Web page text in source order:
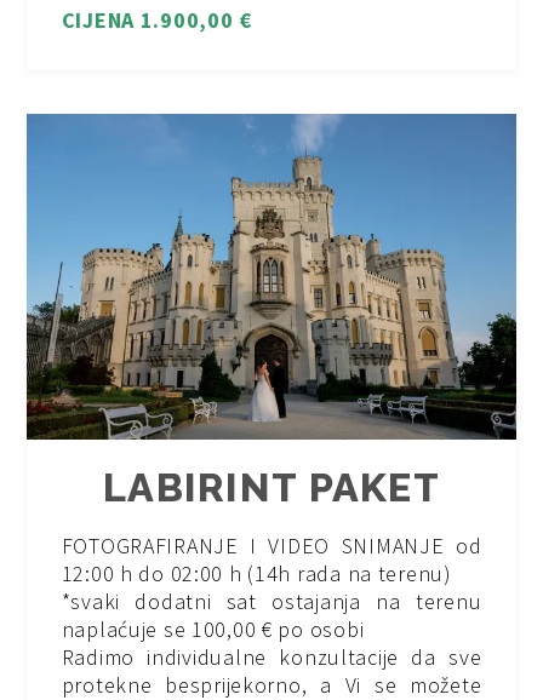
CIJENA 1.900,00 €
LABIRINT PAKET
FOTOGRAFIRANJE I VIDEO SNIMANJE od
12:00 h do 02:00 h (14h rada na terenu)
*svaki dodatni sat ostajanja na terenu
naplaćuje se 100,00 € po osobi
Radimo individualne konzultacije da sve
protekne besprijekorno, a Vi se možete